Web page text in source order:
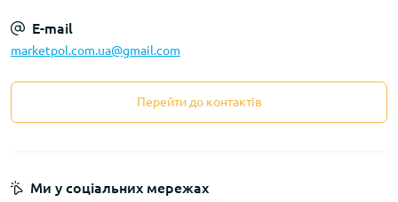
E-mail
marketpol.com.ua@gmail.com
Перейти до контактів
Ми у соціальних мережах